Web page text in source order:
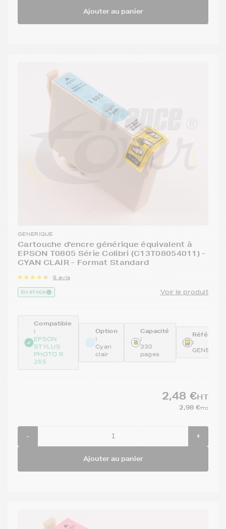
Ajouter au panier
GENERIQUE
Cartouche d'encre générique équivalent à
EPSON T0805 Série Colibri (C13T08054011) -
CYAN CLAIR - Format Standard
6 avis
EN STOCK Voir le produit
Compatible
:
EPSON
STYLUS
PHOTO R
265
Option
:
Cyan
clair
Capacité
:
330
pages
:
2,48 €HT
2,98 €TTC
- +
Ajouter au panier